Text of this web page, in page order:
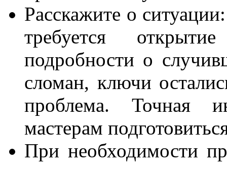
Расскажите о
требуется
подробности о
сломан, ключи
проблема. Точная
мастерам
При необходимости